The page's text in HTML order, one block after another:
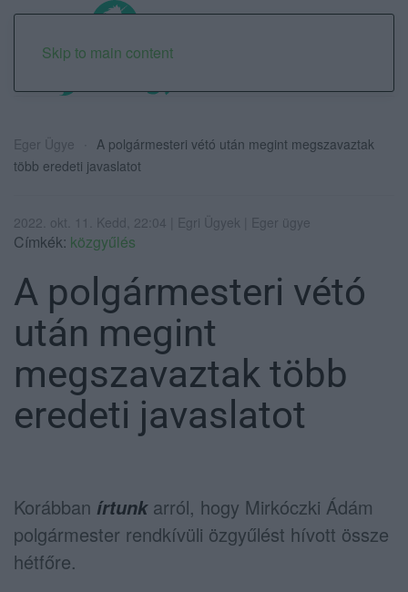
Skip to main content
Eger Ügye
A polgármesteri vétó után megint megszavaztak
több eredeti javaslatot
2022. okt. 11. Kedd, 22:04 | Egri Ügyek | Eger ügye
Címkék: közgyűlés
A polgármesteri vétó
után megint
megszavaztak több
eredeti javaslatot
Korábban írtunk arról, hogy Mirkóczki Ádám
polgármester rendkívüli özgyűlést hívott össze
hétfőre.